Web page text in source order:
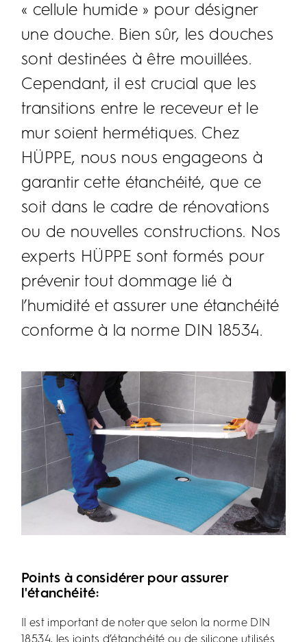
« cellule humide » pour désigner
une douche. Bien sûr, les douches
sont destinées à être mouillées.
Cependant, il est crucial que les
transitions entre le receveur et le
mur soient hermétiques. Chez
HÜPPE, nous nous engageons à
garantir cette étanchéité, que ce
soit dans le cadre de rénovations
ou de nouvelles constructions. Nos
experts HÜPPE sont formés pour
prévenir tout dommage lié à
l’humidité et assurer une étanchéité
conforme à la norme DIN 18534.
Points à considérer pour assurer
l'étanchéité:
Il est important de noter que selon la norme DIN
18534, les joints d’étanchéité ou de silicone utilisés